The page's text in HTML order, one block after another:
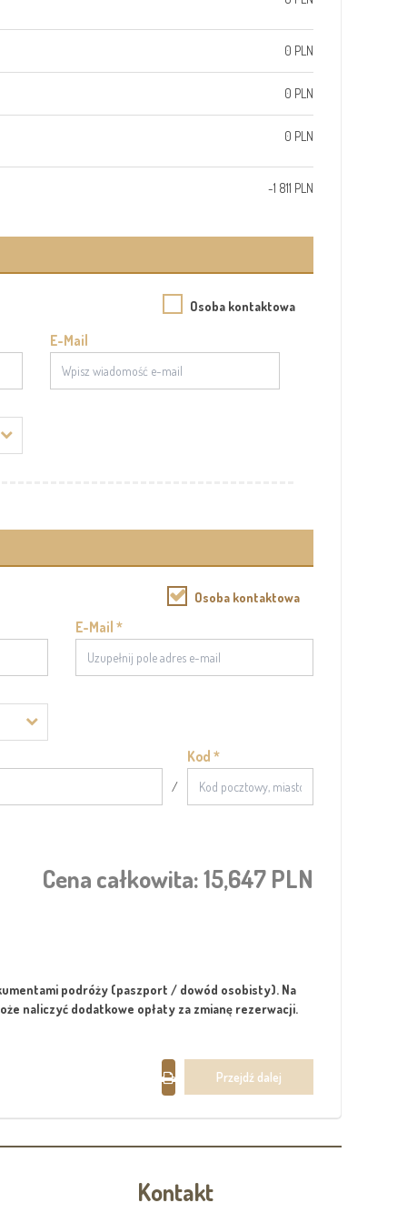
0 PLN
0 PLN
0 PLN
-1 811 PLN
Osoba kontaktowa
E-Mail
Osoba kontaktowa
E-Mail *
/
Kod *
Cena całkowita:15,647 PLN
podróży (paszport / dowód osobisty). Na
naliczyć dodatkowe opłaty za zmianę rezerwacji.
Kontakt